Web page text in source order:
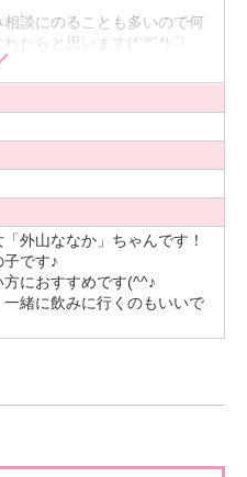
談にのることも多いので何
たらと思います(*´꒳`*)♡
›_‹ )ｏ♡
楽しむ・笑顔を忘れない」
ます♪
よう精一杯努めさせて頂き
んか？？♡
しております╰(*´︶`*)╯♡
外山ななか」ちゃんです！
です♪
におすすめです(^^♪
緒に飲みに行くのもいいで